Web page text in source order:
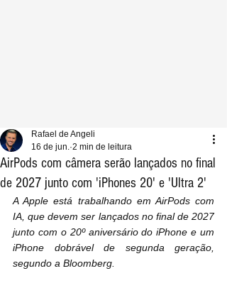
AirPods com câmera serão lançados no final
de 2027 junto com 'iPhones 20' e 'Ultra 2'
Rafael de Angeli
16 de jun. 2 min de leitura
A Apple está trabalhando em AirPods com
IA, que devem ser lançados no final de 2027
junto com o 20º aniversário do iPhone e um
iPhone dobrável de segunda geração,
segundo a Bloomberg.